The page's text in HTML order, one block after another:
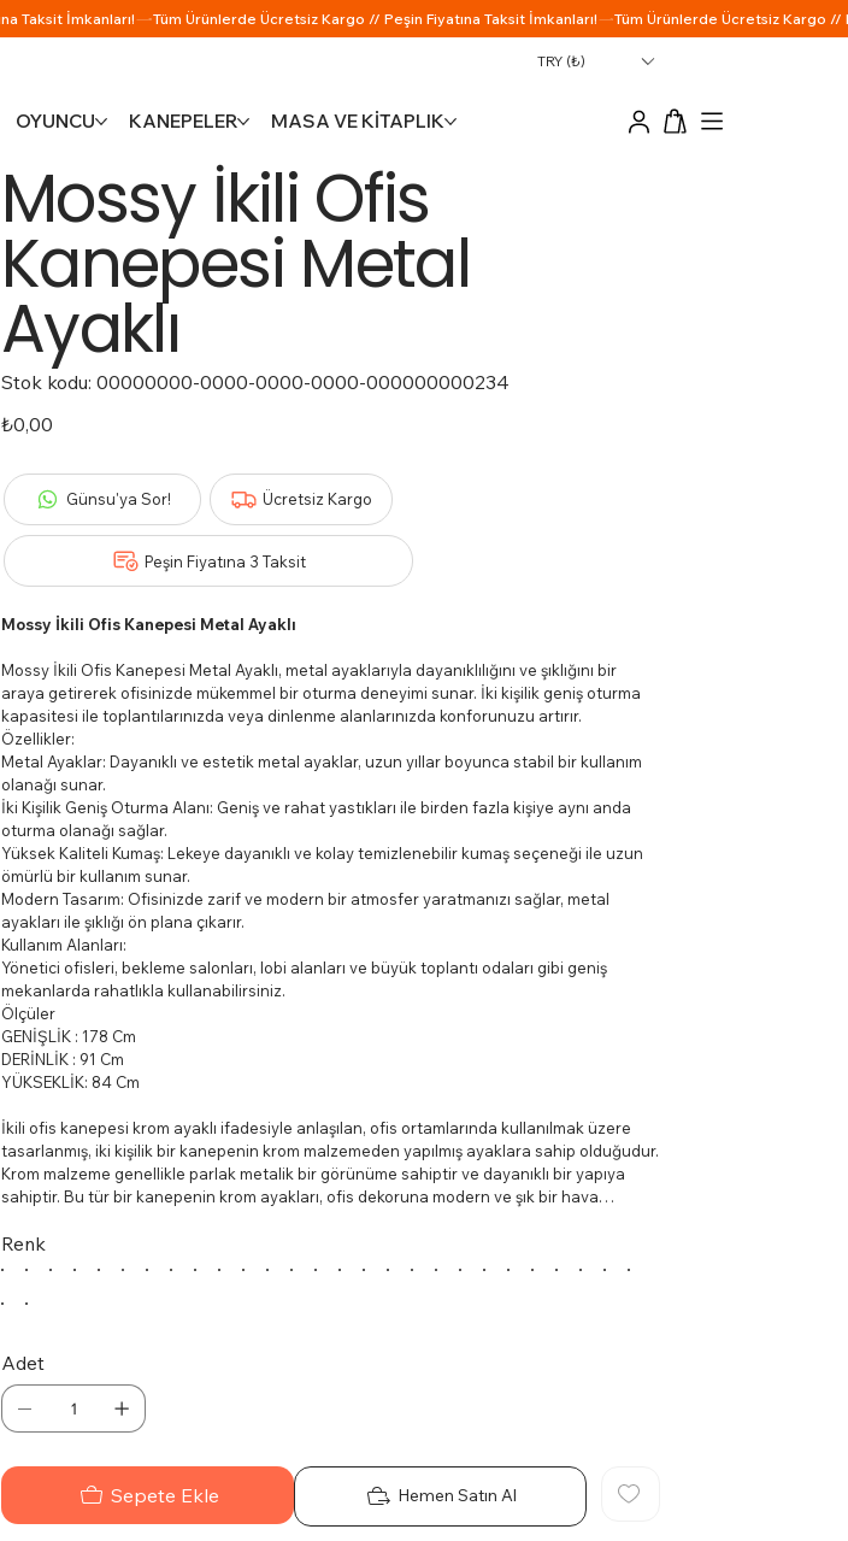
OYUNCU KANEPELER MASA VE KİTAPLIK
TRY (₺)
Mossy İkili Ofis
Kanepesi Metal
Ayaklı
Stok kodu: Stok
kodu:
00000000-0000-0000-0000-000000000234
Fiyat
₺0,00
Günsu'ya Sor!
Peşin Fiyatına 3 Taksit
Ücretsiz Kargo
Mossy İkili Ofis Kanepesi Metal Ayaklı
Mossy İkili Ofis Kanepesi Metal Ayaklı, metal ayaklarıyla dayanıklılığını ve şıklığını bir
araya getirerek ofisinizde mükemmel bir oturma deneyimi sunar. İki kişilik geniş oturma
kapasitesi ile toplantılarınızda veya dinlenme alanlarınızda konforunuzu artırır.
Özellikler:
Metal Ayaklar: Dayanıklı ve estetik metal ayaklar, uzun yıllar boyunca stabil bir kullanım
olanağı sunar.
İki Kişilik Geniş Oturma Alanı: Geniş ve rahat yastıkları ile birden fazla kişiye aynı anda
oturma olanağı sağlar.
Yüksek Kaliteli Kumaş: Lekeye dayanıklı ve kolay temizlenebilir kumaş seçeneği ile uzun
ömürlü bir kullanım sunar.
Modern Tasarım: Ofisinizde zarif ve modern bir atmosfer yaratmanızı sağlar, metal
ayakları ile şıklığı ön plana çıkarır.
Kullanım Alanları:
Yönetici ofisleri, bekleme salonları, lobi alanları ve büyük toplantı odaları gibi geniş
mekanlarda rahatlıkla kullanabilirsiniz.
Ölçüler
GENİŞLİK : 178 Cm
DERİNLİK : 91 Cm
YÜKSEKLİK: 84 Cm
İkili ofis kanepesi krom ayaklı ifadesiyle anlaşılan, ofis ortamlarında kullanılmak üzere
tasarlanmış, iki kişilik bir kanepenin krom malzemeden yapılmış ayaklara sahip olduğudur.
Krom malzeme genellikle parlak metalik bir görünüme sahiptir ve dayanıklı bir yapıya
sahiptir. Bu tür bir kanepenin krom ayakları, ofis dekoruna modern ve şık bir hava
krom ayaklı, ofis ortamlarında şıklığı ve konforu bir arada sunmak için tercih edilen bir
mobilya parçası olabilir.
Renk
Adet
Sepete Ekle Hemen Satın Al